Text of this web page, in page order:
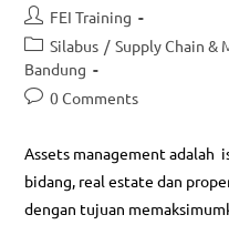
FEI Training
Silabus / Supply Chain &
Bandung
0 Comments
Assets management adalah
bidang, real estate dan
dengan tujuan